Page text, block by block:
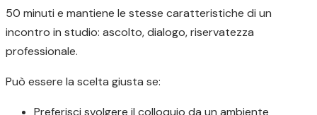
50 minuti e mantiene le stesse caratteristiche di un
incontro in studio: ascolto, dialogo, riservatezza
professionale.
Può essere la scelta giusta se:
Preferisci svolgere il colloquio da un ambiente